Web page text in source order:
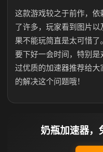
这款游戏较之于前作，
了许多，玩家看到图片
果不能玩简直是太可惜
要下好一会时间，特别
过优质的加速器推荐给
的解决这个问题哦！
奶瓶加速器，